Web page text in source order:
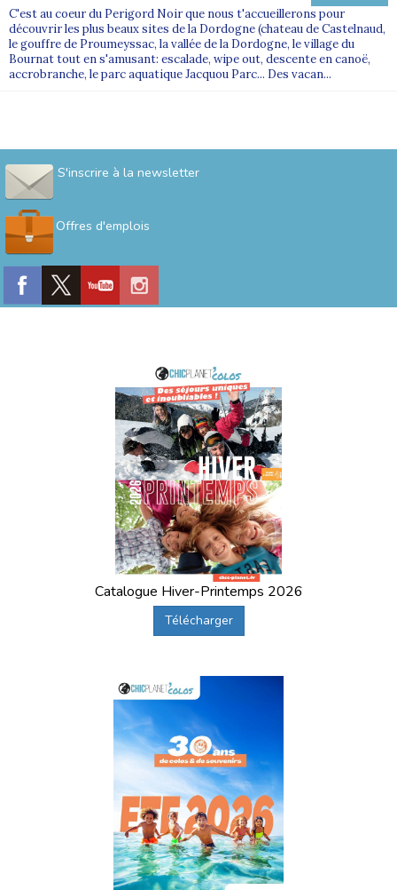
C'est au coeur du Perigord Noir que nous t'accueillerons pour
découvrir les plus beaux sites de la Dordogne (chateau de Castelnaud,
le gouffre de Proumeyssac, la vallée de la Dordogne, le village du
Bournat tout en s'amusant: escalade, wipe out, descente en canoë,
accrobranche, le parc aquatique Jacquou Parc... Des vacan...
S'inscrire à la newsletter
Offres d'emplois
Catalogue Hiver-Printemps 2026
Télécharger